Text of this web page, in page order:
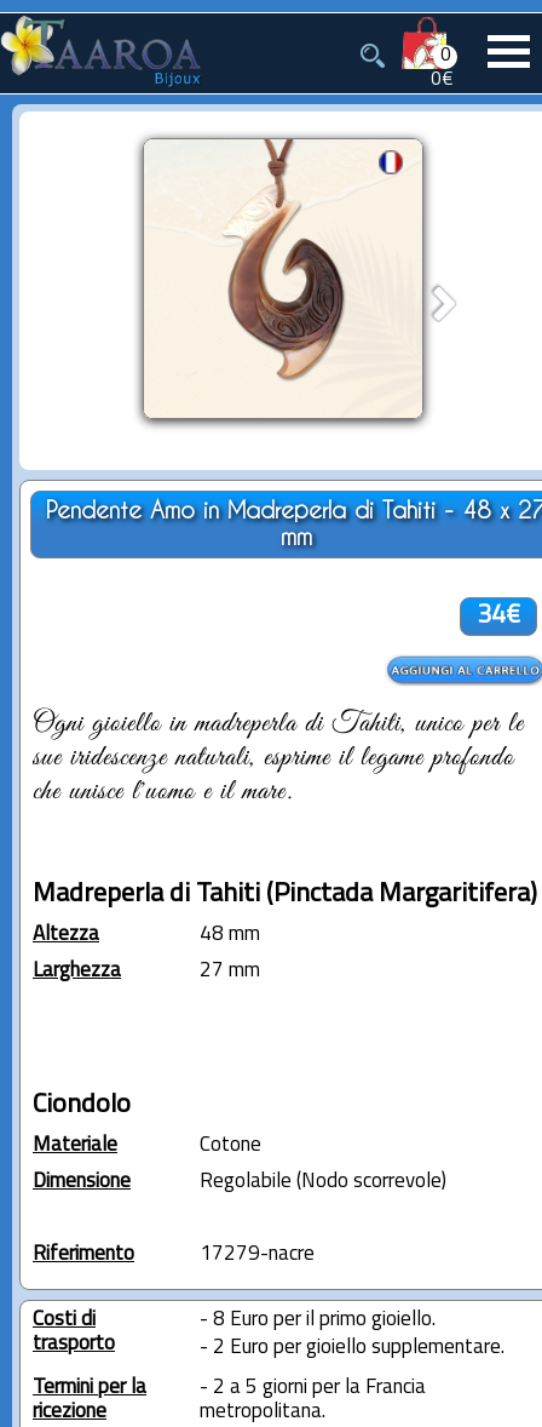
0
0€
Pendente Amo in Madreperla di Tahiti - 48 x
mm
34€
Ogni gioiello in madreperla di Tahiti, unico per le
sue iridescenze naturali, esprime il legame profondo
che unisce l'uomo e il mare.
Madreperla di Tahiti (Pinctada Margaritifera)
Altezza
48 mm
Larghezza
27 mm
Ciondolo
Materiale
Cotone
Dimensione
Regolabile (Nodo scorrevole)
Riferimento 17279-nacre
Costi di
trasporto
- 8 Euro per il primo gioiello.
- 2 Euro per gioiello supplementare.
Termini per la
ricezione
- 2 a 5 giorni per la Francia
metropolitana.